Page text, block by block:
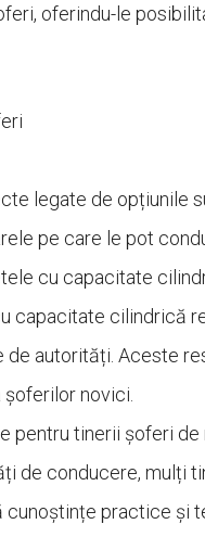
oferindu-le
legate de opțiunile
pe care le pot
cu capacitate
capacitate cilindrică
autorități. Aceste
novici.
pentru tinerii șoferi
de conducere, mulți
practice și